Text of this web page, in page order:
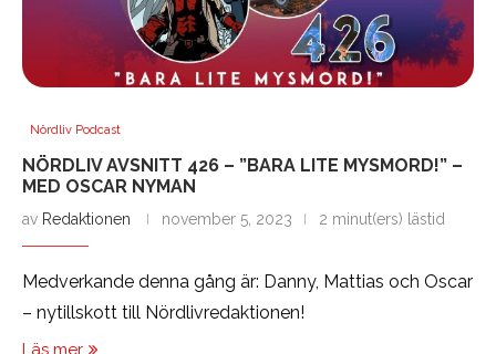
Nördliv Podcast
NÖRDLIV AVSNITT 426 – ”BARA LITE MYSMORD!” –
MED OSCAR NYMAN
av Redaktionen november 5, 2023 2 minut(ers) lästid
Medverkande denna gång är: Danny, Mattias och Oscar
– nytillskott till Nördlivredaktionen!
Läs mer